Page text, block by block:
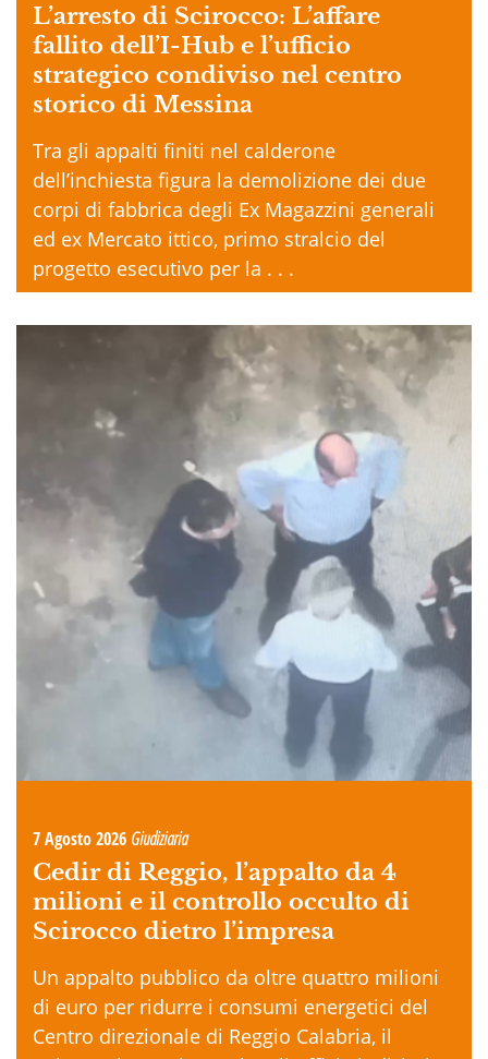
L’arresto di Scirocco: L’affare
fallito dell’I-Hub e l’ufficio
strategico condiviso nel centro
storico di Messina
Tra gli appalti finiti nel calderone
dell’inchiesta figura la demolizione dei due
corpi di fabbrica degli Ex Magazzini generali
ed ex Mercato ittico, primo stralcio del
progetto esecutivo per la . . .
7 Agosto 2026 Giudiziaria
Cedir di Reggio, l’appalto da 4
milioni e il controllo occulto di
Scirocco dietro l’impresa
Un appalto pubblico da oltre quattro milioni
di euro per ridurre i consumi energetici del
Centro direzionale di Reggio Calabria, il